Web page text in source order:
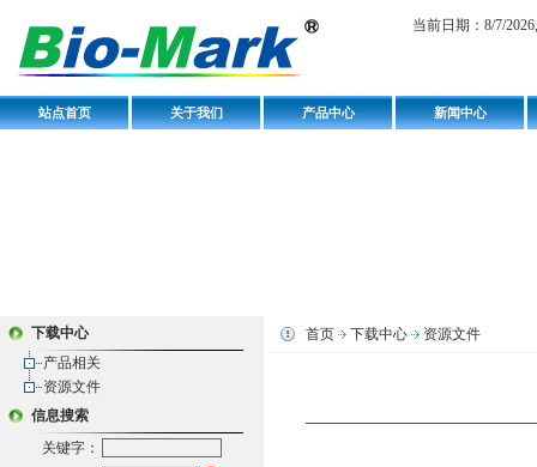
当前日期： 8/7/
站点首页 关于我们 产品中心 新闻中心
下载中心
产品相关
资源文件
信息搜索
关键字：
首页 下载中心 资源文件